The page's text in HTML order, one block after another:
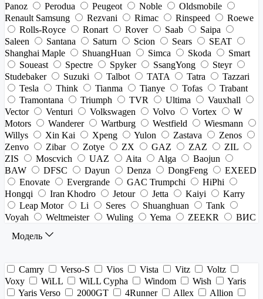
Panoz
Perodua Peugeot Noble
Oldsmobile
Renault Samsung
Rezvani Rimac Rinspeed
Roewe
Rolls-Royce
Ronart Rover Saab
Saipa
Saleen
Santana Saturn Scion Sears
SEAT
Shanghai Maple
ShuangHuan Simca Skoda
Smart
Soueast
Spectre Spyker SsangYong
Steyr
Studebaker
Suzuki Talbot TATA Tatra
Tazzari
Tesla
Think Tianma Tianye Tofas
Trabant
Tramontana
Triumph TVR Ultima
Vauxhall
Vector
Venturi Volkswagen Volvo Vortex
W
Motors
Wanderer Wartburg Westfield
Wiesmann
Willys
Xin Kai Xpeng Yulon Zastava
Zenos
Zenvo
Zibar Zotye ZX GAZ ZAZ
ZIL
ZIS
Moscvich UAZ Aita Alga
Baojun
BAW
DFSC Dayun Denza DongFeng
EXEED
Enovate
Evergrande GAC Trumpchi
HiPhi
Hongqi
Iran Khodro Jetour Jetta Kaiyi
Karry
Leap Motor
Li Seres Shuanghuan
Tank
Voyah
Weltmeister Wuling Yema ZEEKR
ВИС
Модель
Camry Verso-S Vios Vista Vitz
Voltz
Voxy
WiLL WiLL Cypha Windom Wish
Yaris
Yaris Verso
2000GT 4Runner Allex
Allion